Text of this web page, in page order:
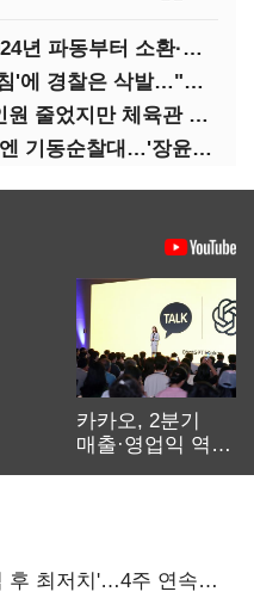
홍명보 선임 논란 2년…2024년 파동부터 소환·압색까지
(폴리스라인)'순환근무 방침'에 경찰은 삭발…"베테랑·수사력 보강 먼저"
'올공 시위' 2개월…집회 인원 줄었지만 체육관 봉쇄 계속
'신림동·서현역 칼부림' 뒤엔 기동순찰대…'장윤기 은폐·조작' 후엔 내부비리수사대
카카오, 2분기
매출·영업익 역대
후 최저치'…4주 연속